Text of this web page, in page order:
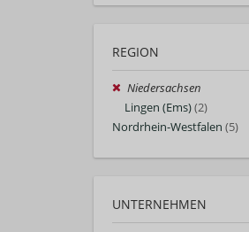
REGION
Niedersachsen
Lingen (Ems)(2)
Nordrhein-Westfalen (5)
UNTERNEHMEN